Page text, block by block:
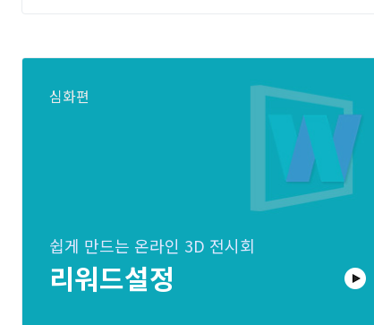
심화편
쉽게 만드는 온라인 3D 전시회
리워드설정